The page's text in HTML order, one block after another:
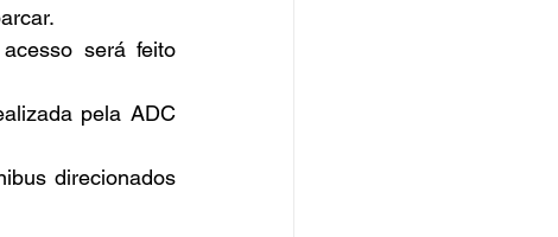
será feito
pela ADC
direcionados